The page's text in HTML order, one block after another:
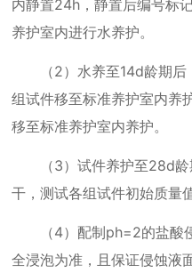
内静置24h ，静置后编号标
养护室内进行水养护。
（2）水养至14d龄期后
组试件移至标准养护室内养
移至标准养护室内养护。
（3）试件养护至28d
干，测试各组试件初始质量值
（4）配制ph=2的盐酸
全浸泡为准，且保证侵蚀液